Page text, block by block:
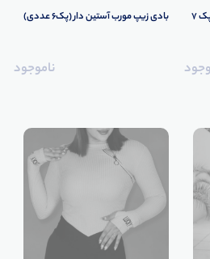
بادی سه اشک آستین کوتاه رنگی (پک 7
بادی زیپ مورب آستین دار (پک6 عددی)
ناموجود